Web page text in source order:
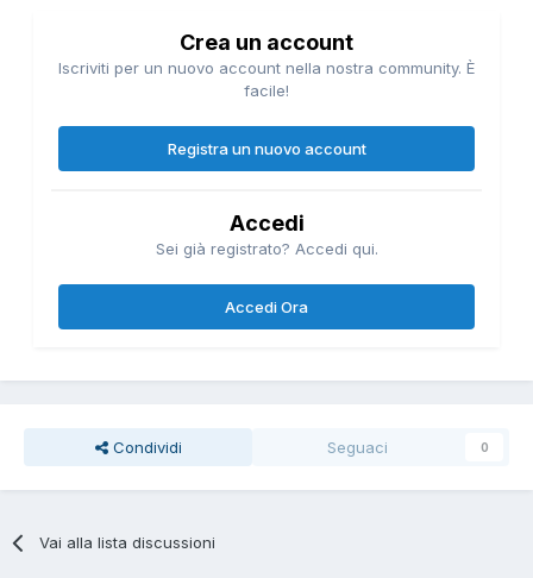
Crea un account
Iscriviti per un nuovo account nella nostra community. È
facile!
Registra un nuovo account
Accedi
Sei già registrato? Accedi qui.
Accedi Ora
Condividi Seguaci 0
Vai alla lista discussioni